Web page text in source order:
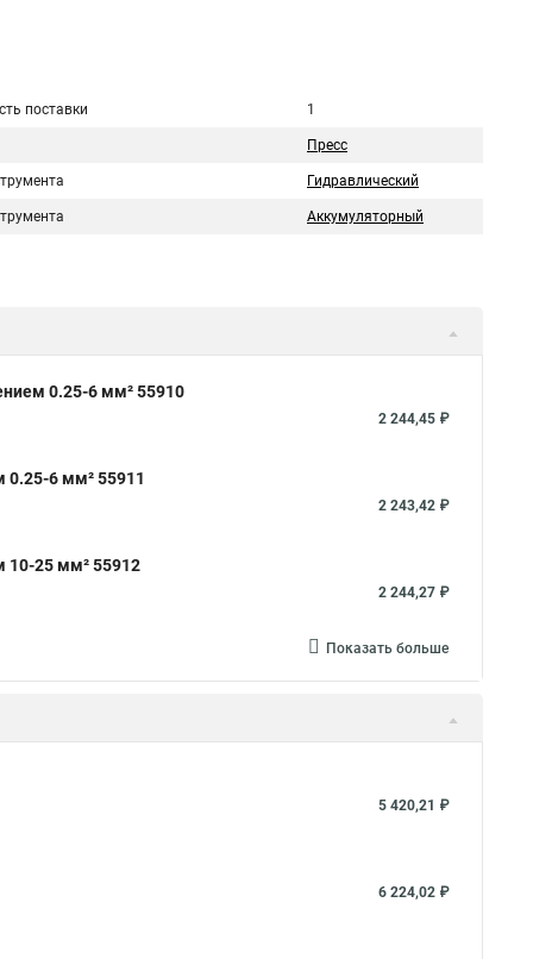
поставки 1
Пресс
Гидравлический
Аккумуляторный
0.25-6 мм² 55910
2 244,45 ₽
0.25-6 мм² 55911
2 243,42 ₽
10-25 мм² 55912
2 244,27 ₽
Показать больше
5 420,21 ₽
6 224,02 ₽